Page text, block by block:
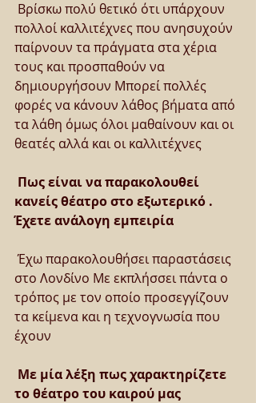
πολλοί καλλιτέχνες που ανησυχούν
παίρνουν τα πράγματα στα χέρια
τους και προσπαθούν να
δημιουργήσουν Μπορεί πολλές
φορές να κάνουν λάθος βήματα από
τα λάθη όμως όλοι μαθαίνουν και οι
θεατές αλλά και οι καλλιτέχνες
Πως είναι να παρακολουθεί
κανείς θέατρο στο εξωτερικό .
Έχετε ανάλογη εμπειρία
Έχω παρακολουθήσει παραστάσεις
στο Λονδίνο Με εκπλήσσει πάντα ο
τρόπος με τον οποίο προσεγγίζουν
τα κείμενα και η τεχνογνωσία που
έχουν
Με μία λέξη πως χαρακτηρίζετε
το θέατρο του καιρού μας